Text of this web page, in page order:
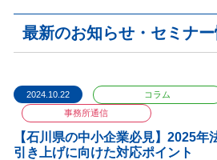
最新のお知らせ・セミナ
2024.10.22
コラム
事務所通信
【石川県の中小企業必見】2025年
引き上げに向けた対応ポイント